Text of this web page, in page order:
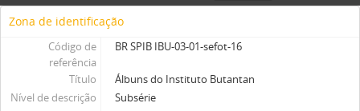
Zona de identificação
Código de
referência
BR SPIB IBU-03-01-sefot-16
Título
Álbuns do Instituto Butantan
Nível de descrição
Subsérie